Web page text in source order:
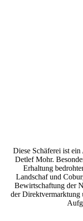
Diese Schäferei ist
Detlef Mohr.
Erhaltung
Landschaf und
Bewirtschaftung der
der Direktvermarktung